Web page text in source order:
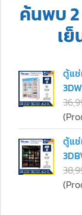
ค้นพบ 2
เ
ตู้แช่
ตู้แช่